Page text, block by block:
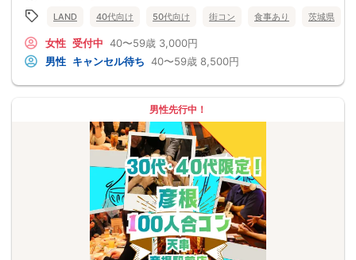
LAND 40代向け 50代向け 街コン 食事あり 茨城県
女性 受付中 40〜59歳 3,000円
男性 キャンセル待ち 40〜59歳 8,500円
男性先行中！